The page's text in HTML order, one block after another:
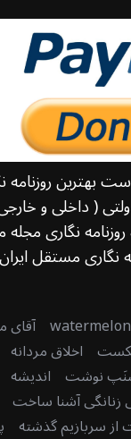
بهترین روزنامه
( داخلی و
نگاری مجله
مستقل ایران
watermelon آقای
اخلاق مردانه
نوشت اندیشه
زنانگی آشنا ساخت
سربازیم گذشته